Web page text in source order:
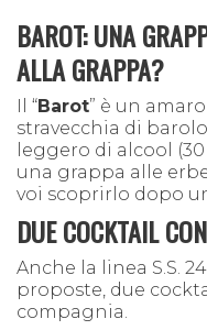
BAROT: UNA
ALLA GRAPPA?
Il “Barot” è un
stravecchia di
leggero di alcool
una grappa alle
voi scoprirlo dopo
DUE COCKTAIL
Anche la linea S.S.
proposte, due
compagnia.